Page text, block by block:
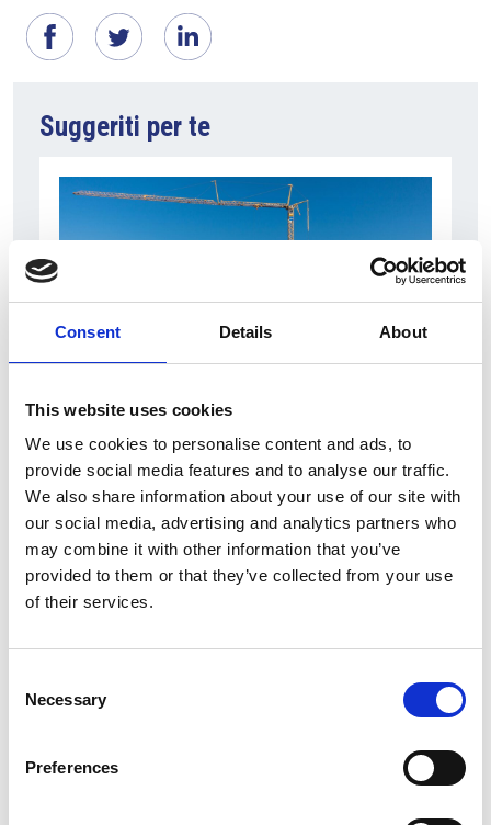
Consent Details About
This website uses cookies
We use cookies to personalise content and ads, to
provide social media features and to analyse our traffic.
We also share information about your use of our site with
our social media, advertising and analytics partners who
may combine it with other information that you’ve
provided to them or that they’ve collected from your use
of their services.
Selection
Necessary
Preferences
Suggeriti per te
7 Agosto 2026
Nel primo semestre è aumentata fortemente la
costruzione di nuove abitazioni
Repubblica Ceca